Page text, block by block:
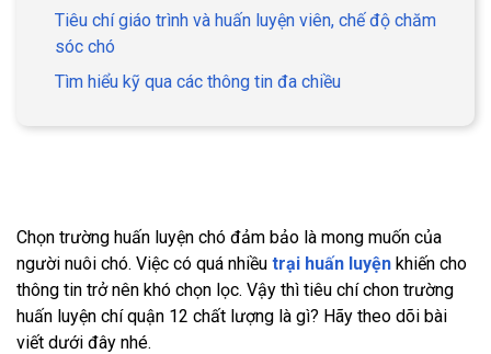
Tiêu chí giáo trình và huấn luyện viên, chế độ chăm
sóc chó
Tìm hiểu kỹ qua các thông tin đa chiều
Chọn trường huấn luyện chó đảm bảo là mong muốn của
người nuôi chó. Việc có quá nhiều trại huấn luyện khiến cho
thông tin trở nên khó chọn lọc. Vậy thì tiêu chí chon trường
huấn luyện chí quận 12 chất lượng là gì? Hãy theo dõi bài
viết dưới đây nhé.